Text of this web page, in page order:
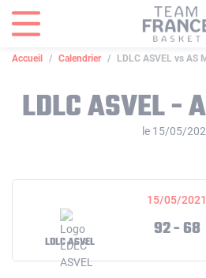
Accueil Calendrier LDLC ASVEL vs AS
LDLC ASVEL -
le 15/05/
15/05/2021
LDLC ASVEL
92 - 68
Panneau de gestion des cookies